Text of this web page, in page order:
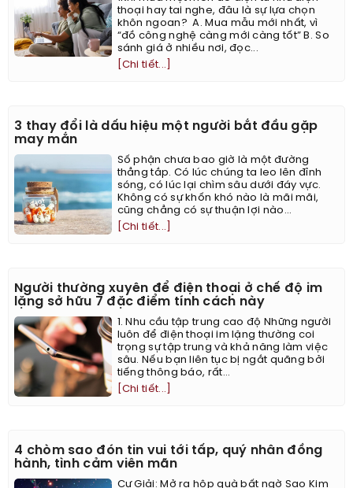
thoại hay tai nghe, đâu là sự lựa chọn
khôn ngoan? A. Mua mẫu mới nhất, vì
“đồ công nghệ càng mới càng tốt” B. So
sánh giá ở nhiều nơi, đọc...
[Chi tiết...]
3 thay đổi là dấu hiệu một người bắt đầu gặp
may mắn
Số phận chưa bao giờ là một đường
thẳng tắp. Có lúc chúng ta leo lên đỉnh
sóng, có lúc lại chìm sâu dưới đáy vực.
Không có sự khốn khó nào là mãi mãi,
cũng chẳng có sự thuận lợi nào...
[Chi tiết...]
Người thường xuyên để điện thoại ở chế độ im
lặng sở hữu 7 đặc điểm tính cách này
1. Nhu cầu tập trung cao độ Những người
luôn để điện thoại im lặng thường coi
trọng sự tập trung và khả năng làm việc
sâu. Nếu bạn liên tục bị ngắt quãng bởi
tiếng thông báo, rất...
[Chi tiết...]
4 chòm sao đón tin vui tới tấp, quý nhân đồng
hành, tình cảm viên mãn
Cự Giải: Mở ra hộp quà bất ngờ Sao Kim